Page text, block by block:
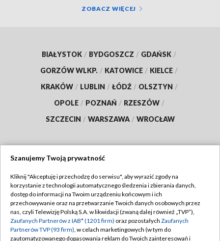
ZOBACZ WIĘCEJ
BIAŁYSTOK / BYDGOSZCZ / GDAŃSK /
GORZÓW WLKP. / KATOWICE / KIELCE /
KRAKÓW / LUBLIN / ŁÓDŹ / OLSZTYN /
OPOLE / POZNAŃ / RZESZÓW /
SZCZECIN / WARSZAWA / WROCŁAW
TVP
Abonament TVP
Emisja w TVP
Centrum informacji TVP
Regulamin TVP
Polityka prywatności
Moje zgody
Szanujemy Twoją prywatność
Kliknij "Akceptuję i przechodzę do serwisu", aby wyrazić zgody na
korzystanie z technologii automatycznego śledzenia i zbierania danych,
dostęp do informacji na Twoim urządzeniu końcowym i ich
przechowywanie oraz na przetwarzanie Twoich danych osobowych przez
nas, czyli Telewizję Polską S.A. w likwidacji (zwaną dalej również „TVP”),
Zaufanych Partnerów z IAB* (1201 firm) oraz pozostałych Zaufanych
Partnerów TVP (93 firm), w celach marketingowych (w tym do
zautomatyzowanego dopasowania reklam do Twoich zainteresowań i